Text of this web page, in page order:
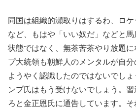
同国は組織的瀬取りはするわ、ロ
など、もはや「いい奴だ」などと
状態ではなく、無茶苦茶やり放題
プ大統領も朝鮮人のメンタルが自
ようやく認識したのではないでし
ンプ氏はもう受けないでしょう。
ろと金正恩氏に通告しています。